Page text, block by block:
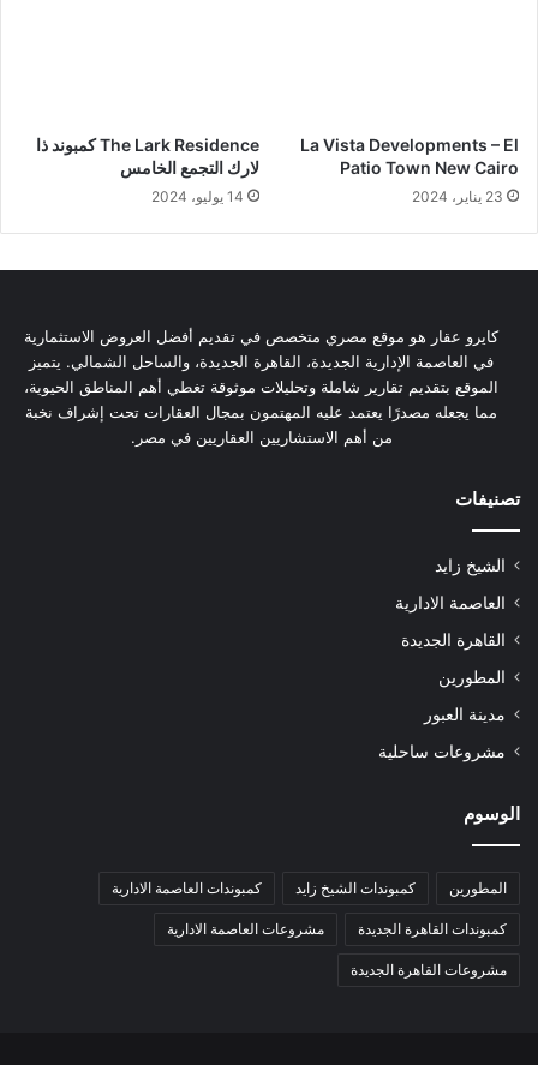
La Vista Developments – El
Patio Town New Cairo
23 يناير، 2024
The Lark Residence كمبوند ذا
لارك التجمع الخامس
14 يوليو، 2024
كايرو عقار هو موقع مصري متخصص في تقديم أفضل العروض الاستثمارية
في العاصمة الإدارية الجديدة، القاهرة الجديدة، والساحل الشمالي. يتميز
الموقع بتقديم تقارير شاملة وتحليلات موثوقة تغطي أهم المناطق الحيوية،
مما يجعله مصدرًا يعتمد عليه المهتمون بمجال العقارات تحت إشراف نخبة
من أهم الاستشاريين العقاريين في مصر.
تصنيفات
الشيخ زايد
العاصمة الادارية
القاهرة الجديدة
المطورين
مدينة العبور
مشروعات ساحلية
الوسوم
المطورين كمبوندات الشيخ زايد كمبوندات العاصمة الادارية
كمبوندات القاهرة الجديدة مشروعات العاصمة الادارية
مشروعات القاهرة الجديدة